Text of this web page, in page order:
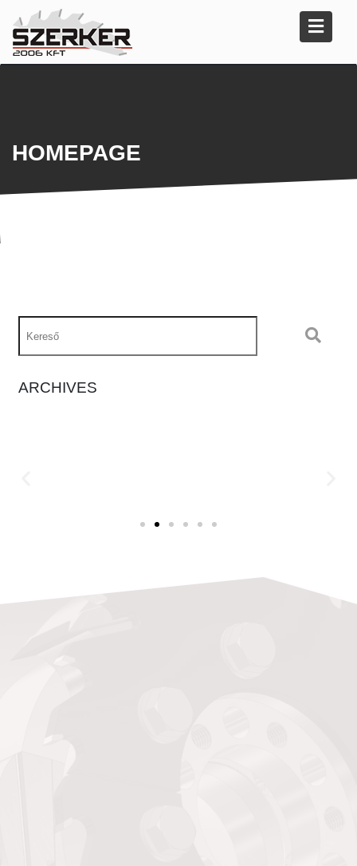
HOMEPAGE
ARCHIVES